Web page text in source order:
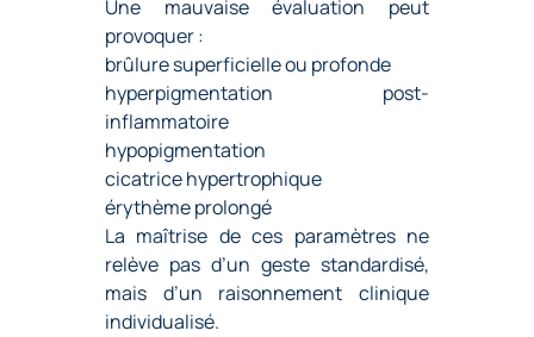
Une mauvaise évaluation peut
provoquer :
brûlure superficielle ou profonde
hyperpigmentation post-
inflammatoire
hypopigmentation
cicatrice hypertrophique
érythème prolongé
La maîtrise de ces paramètres ne
relève pas d’un geste standardisé,
mais d’un raisonnement clinique
individualisé.